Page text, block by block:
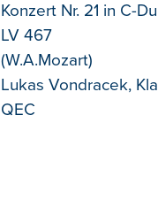
Konzert Nr. 21 in C-
LV 467
(W.A.Mozart)
Lukas Vondracek,
QEC